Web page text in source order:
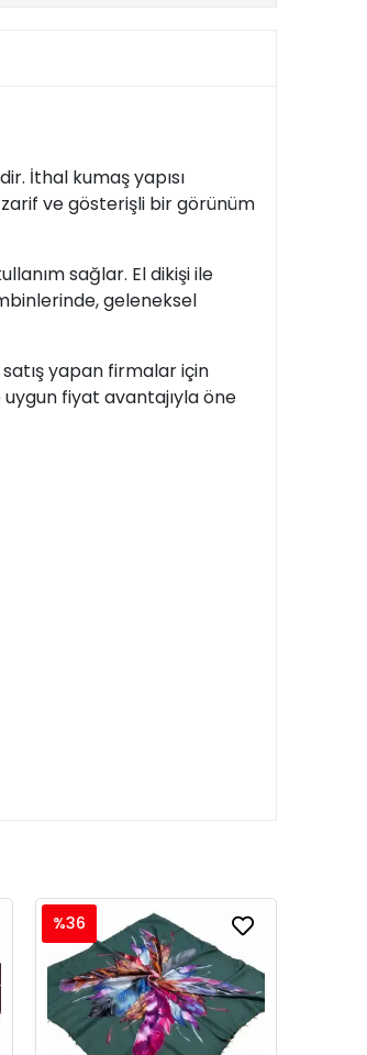
İthal kumaş yapısı
zarif ve gösterişli bir görünüm
sağlar. El dikişi ile
geleneksel
yapan firmalar için
fiyat avantajıyla öne
%36